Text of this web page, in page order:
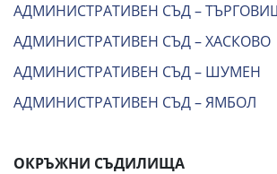
АДМИНИСТРАТИВЕН СЪД –
АДМИНИСТРАТИВЕН СЪД – ХАСКОВО
АДМИНИСТРАТИВЕН СЪД – ШУМЕН
АДМИНИСТРАТИВЕН СЪД – ЯМБОЛ
ОКРЪЖНИ СЪДИЛИЩА